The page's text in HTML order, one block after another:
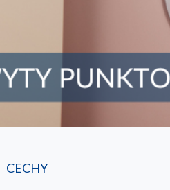
CECHY